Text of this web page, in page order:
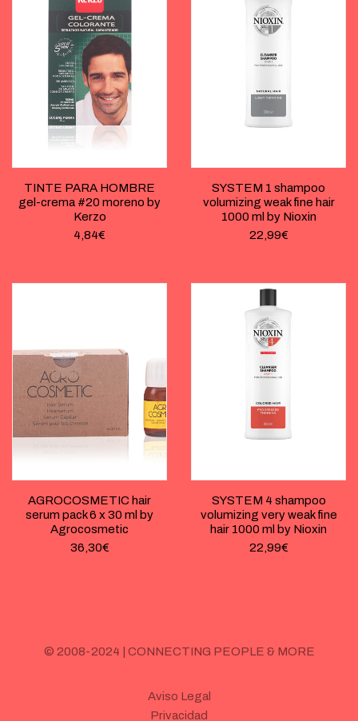
TINTE PARA HOMBRE
gel-crema #20 moreno by
Kerzo
4,84€
SYSTEM 1 shampoo
volumizing weak fine hair
1000 ml by Nioxin
22,99€
AGROCOSMETIC hair
serum pack 6 x 30 ml by
Agrocosmetic
36,30€
SYSTEM 4 shampoo
volumizing very weak fine
hair 1000 ml by Nioxin
22,99€
© 2008-2024 | CONNECTING PEOPLE & MORE
Aviso Legal
Privacidad